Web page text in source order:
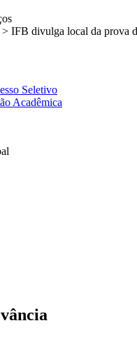
> IFB divulga local da prova
Seletivo
Acadêmica